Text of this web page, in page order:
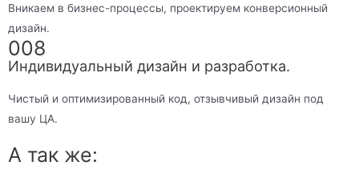
Вникаем в бизнес-процессы, проектируем конверсионный
дизайн.
008
Индивидуальный дизайн и разработка.
Чистый и оптимизированный код, отзывчивый дизайн под
вашу ЦА.
А так же: